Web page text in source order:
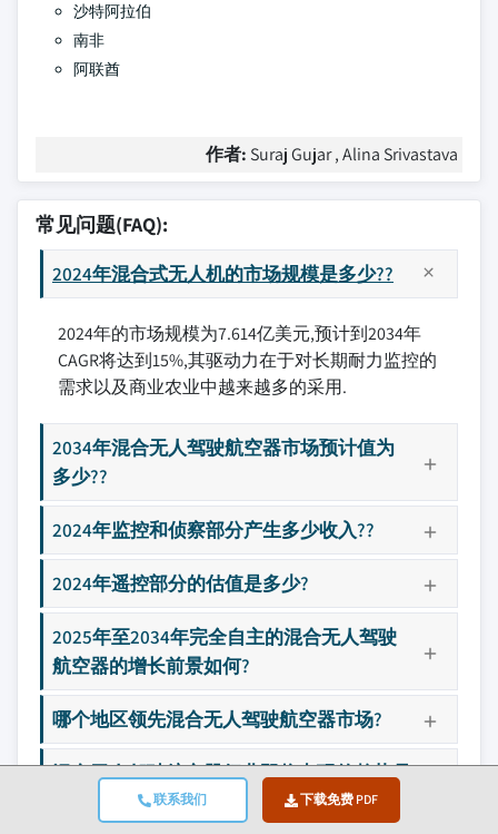
联系我们 下载免费 PDF
沙特阿拉伯
南非
阿联酋
作者: Suraj Gujar , Alina Srivastava
常见问题(FAQ):
2024年混合式无人机的市场规模是多少??
2024年的市场规模为7.614亿美元,预计到2034年
CAGR将达到15%,其驱动力在于对长期耐力监控的
需求以及商业农业中越来越多的采用.
2034年混合无人驾驶航空器市场预计值为
多少??
2024年监控和侦察部分产生多少收入??
2024年遥控部分的估值是多少?
2025年至2034年完全自主的混合无人驾驶
航空器的增长前景如何?
哪个地区领先混合无人驾驶航空器市场?
混合无人驾驶航空器行业即将出现的趋势是